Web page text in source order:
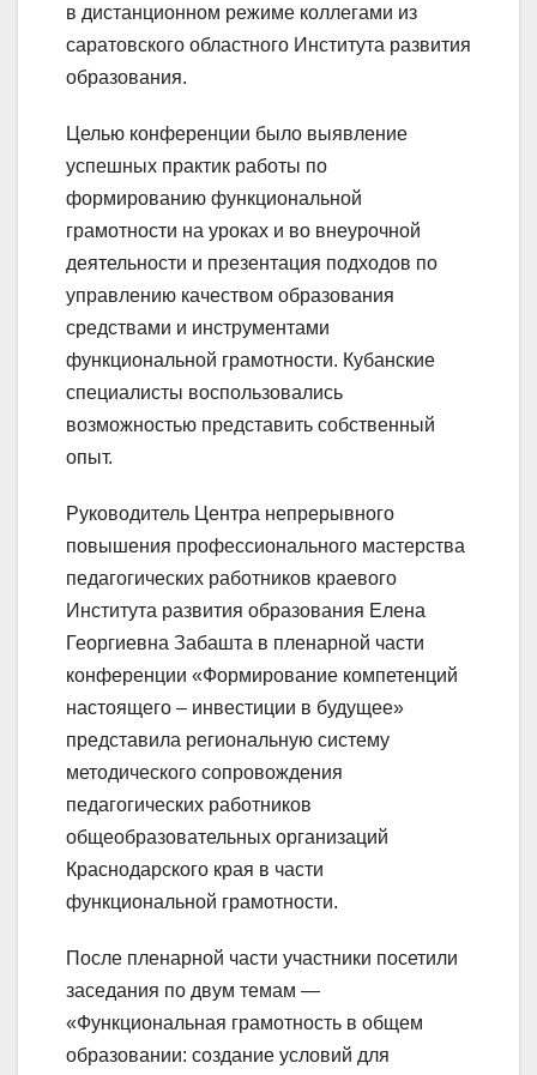
в дистанционном режиме коллегами из
саратовского областного Института развития
образования.
Целью конференции было выявление
успешных практик работы по
формированию функциональной
грамотности на уроках и во внеурочной
деятельности и презентация подходов по
управлению качеством образования
средствами и инструментами
функциональной грамотности. Кубанские
специалисты воспользовались
возможностью представить собственный
опыт.
Руководитель Центра непрерывного
повышения профессионального мастерства
педагогических работников краевого
Института развития образования Елена
Георгиевна Забашта в пленарной части
конференции «Формирование компетенций
настоящего – инвестиции в будущее»
представила региональную систему
методического сопровождения
педагогических работников
общеобразовательных организаций
Краснодарского края в части
функциональной грамотности.
После пленарной части участники посетили
заседания по двум темам —
«Функциональная грамотность в общем
образовании: создание условий для